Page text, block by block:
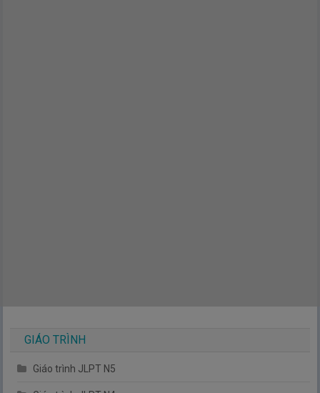
GIÁO TRÌNH
Giáo trình JLPT N5